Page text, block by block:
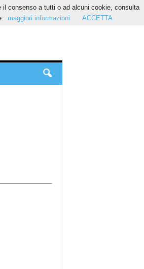
consenso a tutti o ad alcuni cookie, consulta
maggiori informazioni ACCETTA